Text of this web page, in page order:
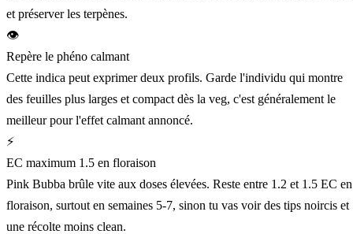
et préserver les terpènes.
👁️
Repère le phéno calmant
Cette indica peut exprimer deux profils. Garde l'individu qui montre
des feuilles plus larges et compact dès la veg, c'est généralement le
meilleur pour l'effet calmant annoncé.
⚡
EC maximum 1.5 en floraison
Pink Bubba brûle vite aux doses élevées. Reste entre 1.2 et 1.5 EC en
floraison, surtout en semaines 5-7, sinon tu vas voir des tips noircis et
une récolte moins clean.